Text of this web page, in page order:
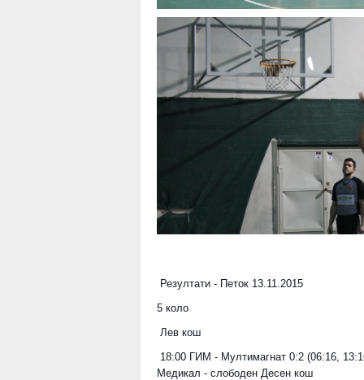
Резултати - Петок 13.11.2015
5 коло
Лев кош
Медикал - слободен Десен кош